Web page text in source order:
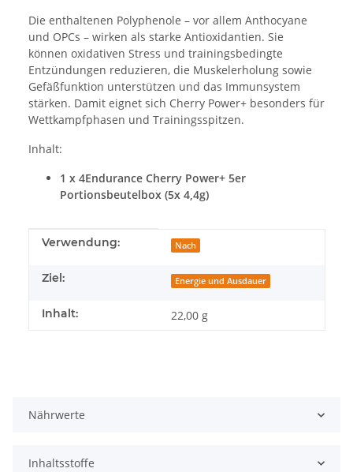
Die enthaltenen Polyphenole – vor allem Anthocyane
und OPCs – wirken als starke Antioxidantien. Sie
können oxidativen Stress und trainingsbedingte
Entzündungen reduzieren, die Muskelerholung sowie
Gefäßfunktion unterstützen und das Immunsystem
stärken. Damit eignet sich Cherry Power+ besonders für
Wettkampfphasen und Trainingsspitzen.
Inhalt:
1 x 4Endurance Cherry Power+ 5er
Portionsbeutelbox (5x 4,4g)
Produkteigenschaft
Wert
Verwendung: Nach
Ziel: Energie und Ausdauer
Inhalt: 22,00 g
Nährwerte
Inhaltsstoffe